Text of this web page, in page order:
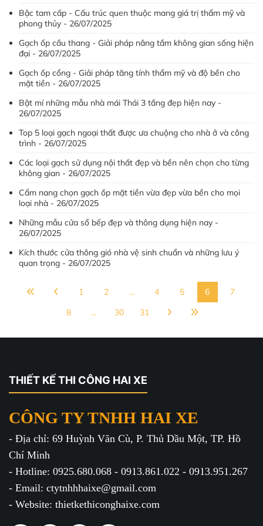
Bậc tam cấp - Cấu trúc quen thuộc mang giá trị thẩm mỹ và
phong thủy - 26/07/2025
Gạch ốp cầu thang - Giải pháp nâng tầm không gian sống hiện
đại - 26/07/2025
Gạch ốp cổng - Giải pháp tăng tính thẩm mỹ và độ bền cho
mặt tiền - 26/07/2025
Bật mí những mẫu nhà mái Thái 3 tầng đẹp hiện nay -
26/07/2025
Top 5 loại gạch ngoại thất được ưa chuộng cho nhà ở và công
trình - 26/07/2025
Các loại gạch sử dụng nội thất đẹp và bền nên chọn cho từng
không gian - 26/07/2025
Cẩm nang chọn gạch ốp mặt tiền vừa đẹp vừa bền cho mọi
loại nhà - 26/07/2025
Những mẫu cửa sổ bếp đẹp và thông dụng hiện nay -
26/07/2025
Kích thước cửa thông gió nhà vệ sinh chuẩn và những lưu ý
quan trọng - 26/07/2025
1 2 ... 4 5 6
7
8
... 30 31
THIẾT KẾ THI CÔNG HAI XE
CÔNG TY TNHH HAI XE
- Địa chỉ: 69 Huỳnh Văn Cù, P. Thủ Dầu Một, TP. Hồ
Chí Minh
- Hotline: 0925.680.068 - 0913.861.022 - 0913.951.267
- Email: ctytnhhhaixe@gmail.com
- Website: thietkethiconghaixe.com